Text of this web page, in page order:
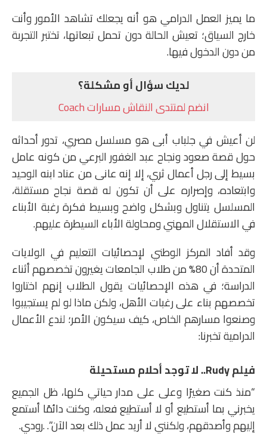
ما يميز العمل الدرامي هو أنه يجعلك تشاهد الأمور وأنت
خارج السياق؛ تعيش الحالة دون تحمل تبعاتها، تختبر التجربة
من دون الدخول فيها.
لديك سؤال أو مشكلة؟
انضم لمنتدى النقاش مسارات Coach
لن أعيش في جلباب أبى هو مسلسل مصري، تدور أحداثه
حول قصة صعود ونجاح عبد الغفور البرعي من كونه عامل
بسيط إلى رجل أعمال ثري، إلا إنه عانى من عناد ابنه الوحيد
وابتعاده، وإصراره على أن تكون له قصة نجاح مستقلة،
المسلسل يتناول وبشكل واضح وبسيط فكرة رغبة الأبناء
في الاستقلال المهني ومحاولة الأباء السيطرة عليهم.
وقد أفاد المركز الوطني لإحصائيات التعليم في الولايات
المتحدة أن 80% من طلاب الجامعات يغيرون تخصصهم أثناء
الدراسة؛ في هذه الإحصائيات يقول الطلاب إنهم اختاروا
تخصصهم بناء على رغبات الأهل، ولكن ماذا لو لم يستجيبوا
وصنعوا مسارهم الخاص، كيف سيكون الأمر؛ لندع الأعمال
الدرامية تخبرنا:
فيلم Rudy.. لا توجد أحلام مستحيلة
“منذ كنت صغيرًا وعلى على مدار حياتي كلها، ظل الجميع
يخبرني بما أستطيع أو لا أستطيع فعله، وكنت دائمًا أستمع
إليهم وأصدقهم، ولكنني لا أريد عمل ذلك بعد الآن”. .رودي.